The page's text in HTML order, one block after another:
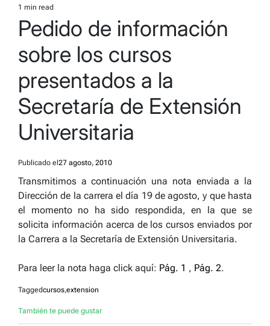
IN
Estimated
read
time
1 min read
Pedido de información
sobre los cursos
presentados a la
Secretaría de Extensión
Universitaria
Publicado el 27 agosto, 2010
Transmitimos a continuación una nota enviada a la
Dirección de la carrera el día 19 de agosto, y que hasta
el momento no ha sido respondida, en la que se
solicita información acerca de los cursos enviados por
la Carrera a la Secretaría de Extensión Universitaria.
Para leer la nota haga click aquí: Pág. 1 , Pág. 2.
Taggedcursos,extension
También te puede gustar